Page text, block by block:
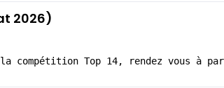
2026)
compétition Top 14, rendez vous à